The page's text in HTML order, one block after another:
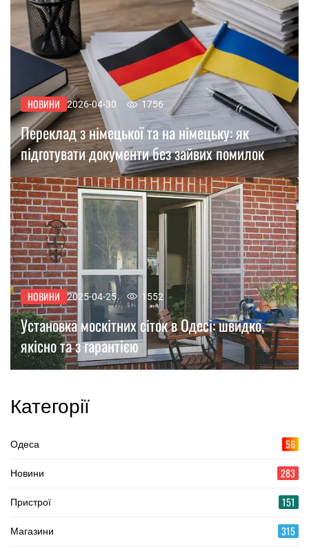
НОВИНИ 2026-04-30 1756
Переклад з німецької та на німецьку: як
підготувати документи без зайвих помилок
НОВИНИ 2025-04-25 1552
Установка москітних сіток в Одесі: швидко,
якісно та з гарантією
Категорії
Одеса 56
Новини 283
Пристрої 151
Магазини 315